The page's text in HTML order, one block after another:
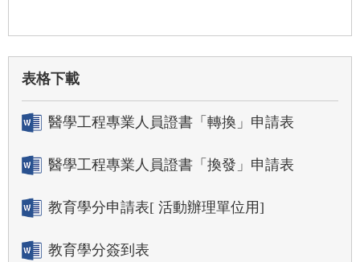
表格下載
醫學工程專業人員證書「轉換」申請表
醫學工程專業人員證書「換發」申請表
教育學分申請表[ 活動辦理單位用]
教育學分簽到表